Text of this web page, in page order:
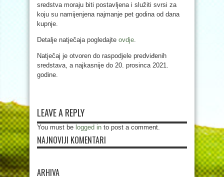
sredstva moraju biti postavljena i služiti svrsi za
koju su namijenjena najmanje pet godina od dana
kupnje.
Detalje natječaja pogledajte ovdje
Natječaj je otvoren do raspodjele predviđenih
sredstava, a najkasnije do 20. prosinca 2021.
godine.
LEAVE A REPLY
You must be logged in to post a comment.
NAJNOVIJI KOMENTARI
ARHIVA